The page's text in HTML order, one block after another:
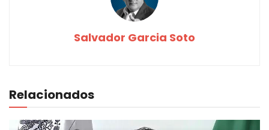
Salvador Garcia Soto
Relacionados